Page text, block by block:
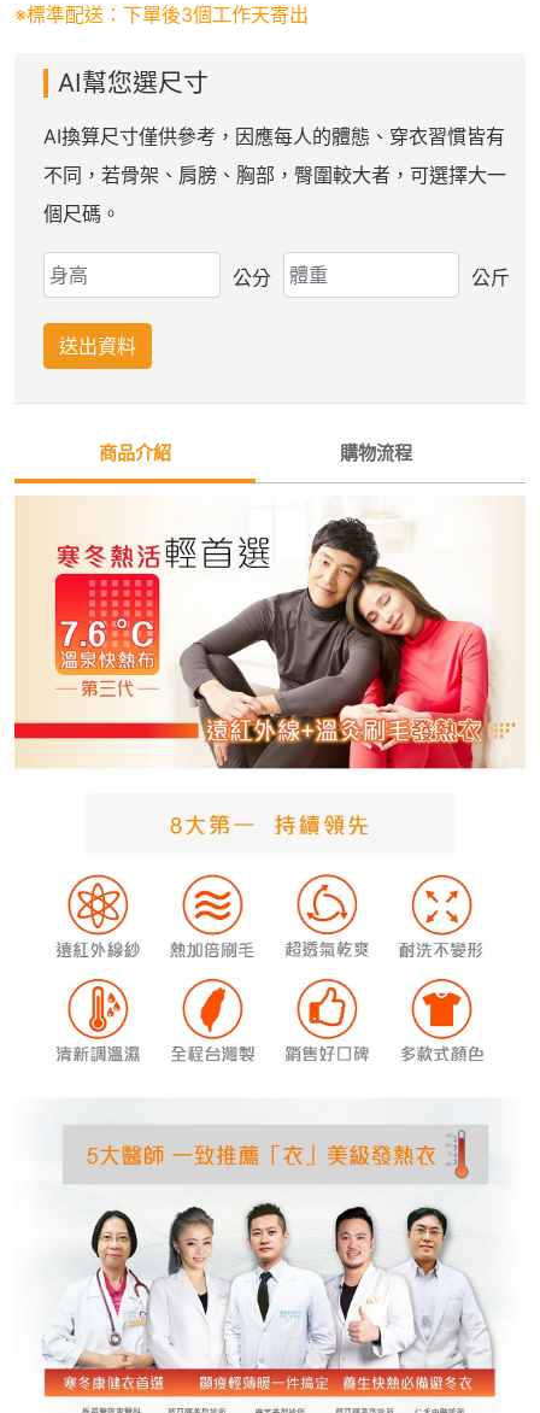
※標準配送：下單後3個工作天寄出
AI幫您選尺寸
AI換算尺寸僅供參考，因應每人的體態、穿衣習慣皆有
不同，若骨架、肩膀、胸部，臀圍較大者，可選擇大一
個尺碼。
公分 公斤
送出資料
商品介紹 購物流程